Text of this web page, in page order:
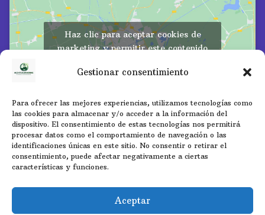
Gestionar consentimiento
Para ofrecer las mejores experiencias, utilizamos tecnologías como
las cookies para almacenar y/o acceder a la información del
dispositivo. El consentimiento de estas tecnologías nos permitirá
procesar datos como el comportamiento de navegación o las
identificaciones únicas en este sitio. No consentir o retirar el
consentimiento, puede afectar negativamente a ciertas
características y funciones.
Aceptar
Haz clic para aceptar cookies de
marketing y permitir este contenido